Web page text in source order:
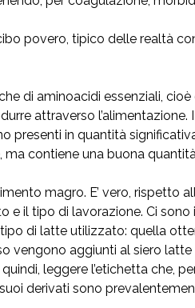
povero, tipico delle realtà
di aminoacidi essenziali,
attraverso
presenti in quantità
contiene una buona
magro. E’ vero,
e il tipo di lavorazione. Ci
di latte utilizzato: quella
vengono aggiunti al siero
quindi, leggere l’etichetta che,
derivati sono